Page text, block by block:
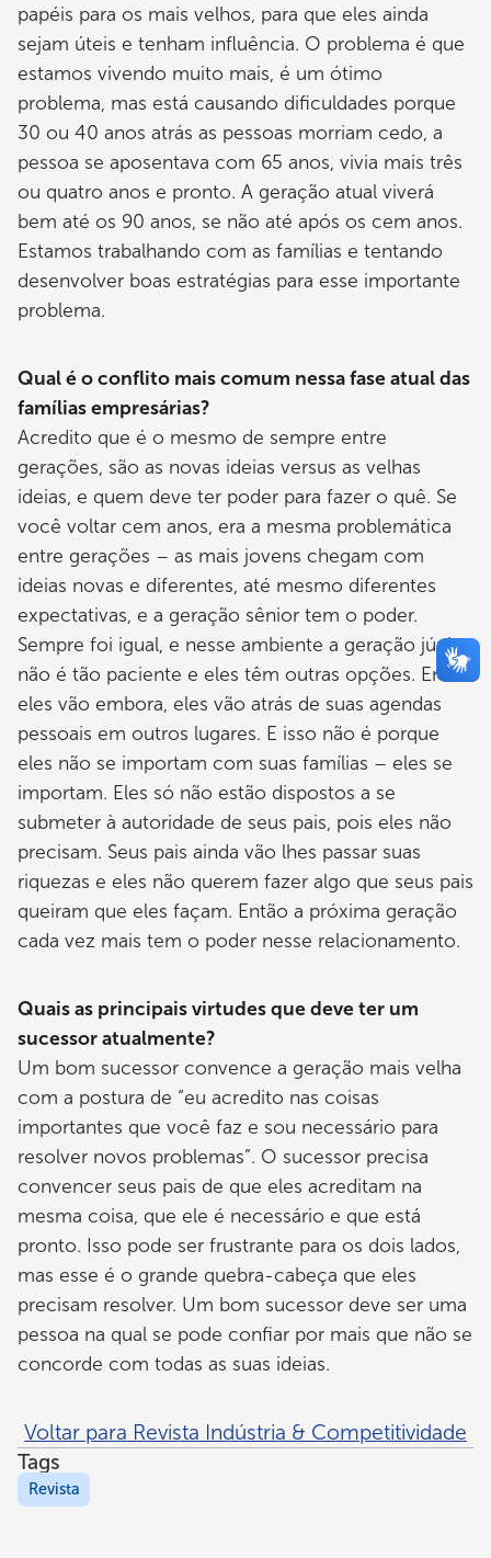
papéis para os mais velhos, para que eles ainda
sejam úteis e tenham influência. O problema é que
estamos vivendo muito mais, é um ótimo
problema, mas está causando dificuldades porque
30 ou 40 anos atrás as pessoas morriam cedo, a
pessoa se aposentava com 65 anos, vivia mais três
ou quatro anos e pronto. A geração atual viverá
bem até os 90 anos, se não até após os cem anos.
Estamos trabalhando com as famílias e tentando
desenvolver boas estratégias para esse importante
problema.
Qual é o conflito mais comum nessa fase atual das
famílias empresárias?
Acredito que é o mesmo de sempre entre
gerações, são as novas ideias versus as velhas
ideias, e quem deve ter poder para fazer o quê. Se
você voltar cem anos, era a mesma problemática
entre gerações – as mais jovens chegam com
ideias novas e diferentes, até mesmo diferentes
expectativas, e a geração sênior tem o poder.
Sempre foi igual, e nesse ambiente a geração júnior
não é tão paciente e eles têm outras opções. Então
eles vão embora, eles vão atrás de suas agendas
pessoais em outros lugares. E isso não é porque
eles não se importam com suas famílias – eles se
importam. Eles só não estão dispostos a se
submeter à autoridade de seus pais, pois eles não
precisam. Seus pais ainda vão lhes passar suas
riquezas e eles não querem fazer algo que seus pais
queiram que eles façam. Então a próxima geração
cada vez mais tem o poder nesse relacionamento.
Quais as principais virtudes que deve ter um
sucessor atualmente?
Um bom sucessor convence a geração mais velha
com a postura de “eu acredito nas coisas
importantes que você faz e sou necessário para
resolver novos problemas”. O sucessor precisa
convencer seus pais de que eles acreditam na
mesma coisa, que ele é necessário e que está
pronto. Isso pode ser frustrante para os dois lados,
mas esse é o grande quebra-cabeça que eles
precisam resolver. Um bom sucessor deve ser uma
pessoa na qual se pode confiar por mais que não se
concorde com todas as suas ideias.
Voltar para Revista Indústria & Competitividade
Tags
Revista